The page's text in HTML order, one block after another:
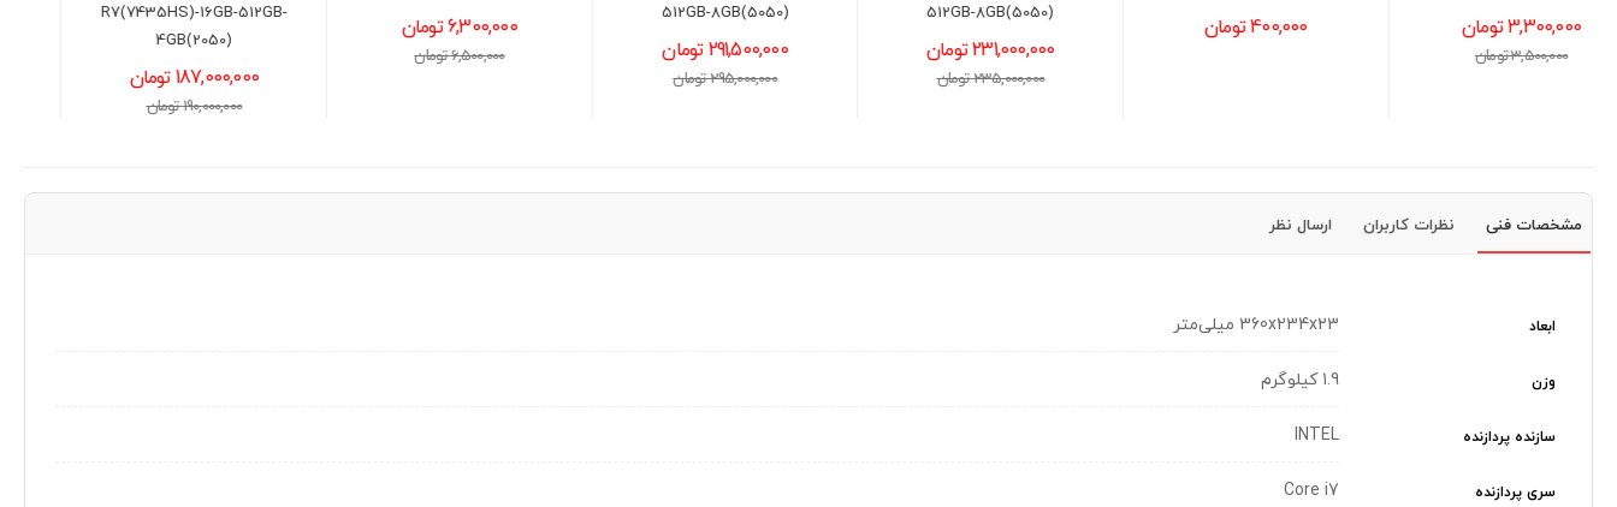
400,000 تومان
512GB-8GB(5050)
291,500,000 تومان
295,000,000 تومان
6,300,000 تومان
6,500,000 تومان
R7(7435HS)-16GB-512GB-
4GB(2050)
i5(13420H)-16GB-512GB-
INT
130,900,000 تومان
132,000,000 تومان
مشخصات فنی نظرات کاربران ارسال نظر
ابعاد 360x234x23 میلی‌متر
وزن 1.9 کیلوگرم
سازنده پردازنده INTEL
سری پردازنده Core i7